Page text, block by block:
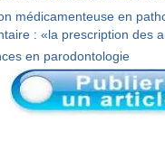
médicamenteuse en
: «la prescription des
en parodontologie